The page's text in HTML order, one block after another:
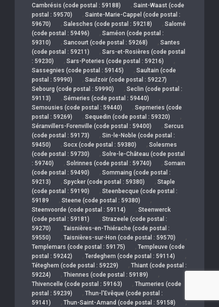
Cambrésis (code postal : 59188)
, Saint-Waast (code
postal : 59570)
, Sainte-Marie-Cappel (code postal :
59670)
, Salesches (code postal : 59218) , Salomé
(code postal : 59496)
, Saméon (code postal :
59310)
, Sancourt (code postal : 59268) , Santes
(code postal : 59211)
, Sars-et-Rosières (code postal
: 59230)
, Sars-Poteries (code postal : 59216) ,
Sassegnies (code postal : 59145) , Saultain (code
postal : 59990)
, Saulzoir (code postal : 59227) ,
Sebourg (code postal : 59990) , Seclin (code postal :
59113)
, Sémeries (code postal : 59440) ,
Semousies (code postal : 59440) , Sepmeries (code
postal : 59269)
, Sequedin (code postal : 59320) ,
Séranvillers-Forenville (code postal : 59400) , Sercus
(code postal : 59173)
, Sin-le-Noble (code postal :
59450)
, Socx (code postal : 59380) , Solesmes
(code postal : 59730)
, Solre-le-Château (code postal
: 59740)
, Solrinnes (code postal : 59740) , Somain
(code postal : 59490)
, Sommaing (code postal :
59213)
, Spycker (code postal : 59380) , Staple
(code postal : 59190)
, Steenbecque (code postal :
59189
, Steene (code postal : 59380) ,
Steenvoorde (code postal : 59114) , Steenwerck
(code postal : 59181)
, Strazeele (code postal :
59270)
, Taisnières-en-Thiérache (code postal :
59550)
, Taisnières-sur-Hon (code postal : 59570) ,
Templemars (code postal : 59175) , Templeuve (code
postal : 59242)
, Terdeghem (code postal : 59114) ,
Téteghem (code postal : 59229) , Thiant (code postal :
59224)
, Thiennes (code postal : 59189) ,
Thivencelle (code postal : 59163) , Thumeries (code
postal : 59239)
, Thun-l'Evêque (code postal :
59141)
, Thun-Saint-Amand (code postal : 59158) ,